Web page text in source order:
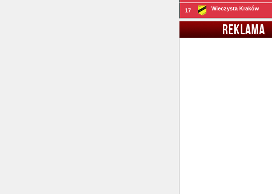
17 Wieczysta Kraków
REKLAMA